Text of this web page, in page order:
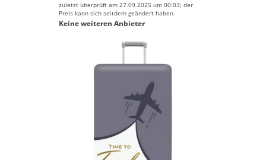
zuletzt überprüft am 27.09.2025 um 00:03; der
Preis kann sich seitdem geändert haben.
Keine weiteren Anbieter